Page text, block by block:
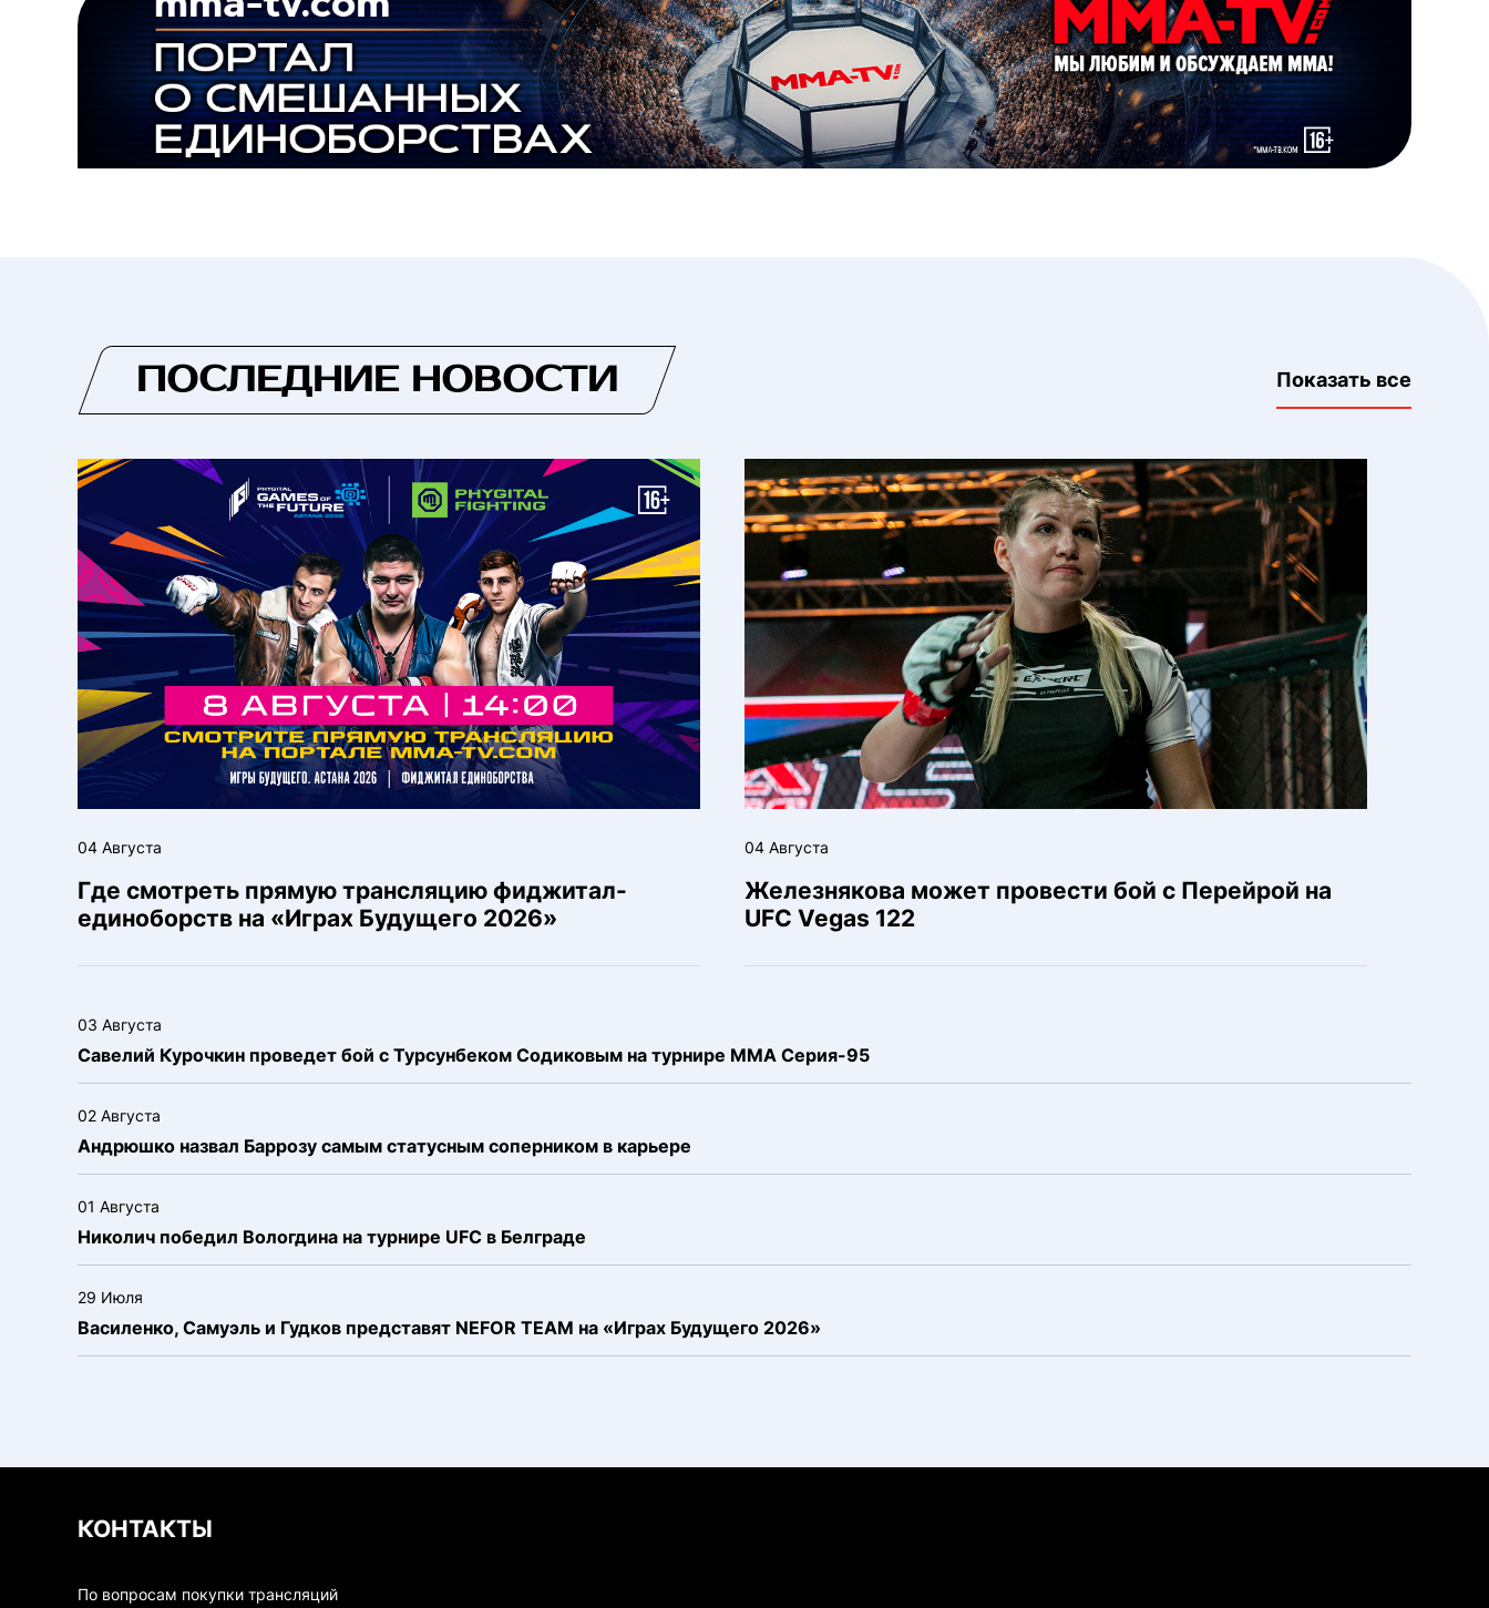
ПОСЛЕДНИЕ НОВОСТИ Показать все
04 Августа
Где смотреть прямую трансляцию фиджитал-
единоборств на «Играх Будущего 2026»
04 Августа
Железнякова может провести бой с Перейрой на
UFC Vegas 122
03 Августа
Савелий Курочкин проведет бой с Турсунбеком Содиковым на турнире ММА Серия-95
02 Августа
Андрюшко назвал Баррозу самым статусным соперником в карьере
01 Августа
Николич победил Вологдина на турнире UFC в Белграде
29 Июля
Василенко, Самуэль и Гудков представят NEFOR TEAM на «Играх Будущего 2026»
КОНТАКТЫ
По вопросам покупки трансляций